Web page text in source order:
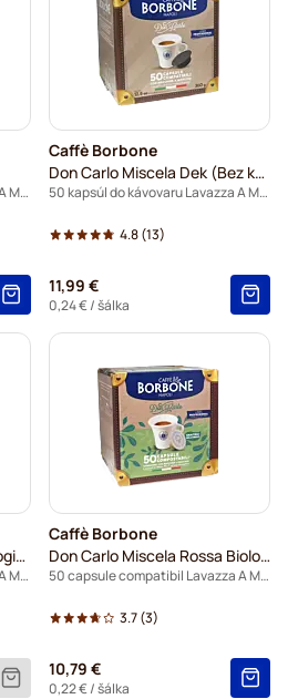
50 kapsúl do kávovaru Lavazza A Modo Mio
Caffè Borbone
Don Carlo Miscela Dek (Bez kofeínu)
50 kapsúl do kávovaru Lavazza A Modo Mio
4.8(13)
11,99 €
0,24 €/ šálka
Don Carlo Miscela Oro Biologicky rozložiteľné
50 kapsúl do kávovaru Lavazza A Modo Mio
Caffè Borbone
Don Carlo Miscela Rossa Biologicky rozložiteľné
50 capsule compatibil Lavazza A Modo Mio
3.7(3)
10,79 €
0,22 €/ šálka